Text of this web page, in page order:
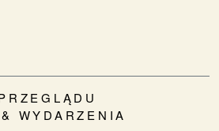
WYDARZENIA